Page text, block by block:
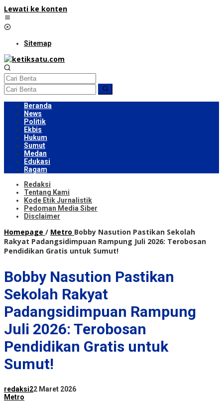
Lewati ke konten
Sitemap
Beranda
News
Politik
Ekbis
Hukum
Sumut
Medan
Edukasi
Ragam
Redaksi
Tentang Kami
Kode Etik Jurnalistik
Pedoman Media Siber
Disclaimer
Homepage / Metro Bobby Nasution Pastikan Sekolah
Rakyat Padangsidimpuan Rampung Juli 2026: Terobosan
Pendidikan Gratis untuk Sumut!
Bobby Nasution Pastikan
Sekolah Rakyat
Padangsidimpuan Rampung
Juli 2026: Terobosan
Pendidikan Gratis untuk
Sumut!
redaksi22 Maret 2026
Metro